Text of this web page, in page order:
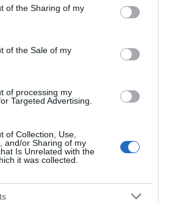
or usage behaviour. You may click to
to Google and its third-party tags to
specified purposes in below Google
of the Sharing of my
of the Sale of my
of processing my
Targeted Advertising.
of Collection, Use,
and/or Sharing of my
Is Unrelated with the
it was collected.
vapaa-ajallaan. Hän
alan verkostot ja järjestelmät.
todellinen
Kosunen
asiantuntija